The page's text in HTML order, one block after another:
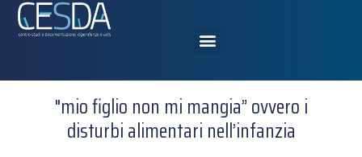
"mio figlio non mi mangia” ovvero i
disturbi alimentari nell’infanzia